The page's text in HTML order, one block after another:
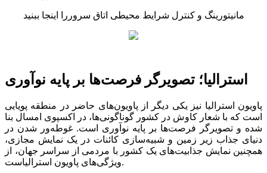
مانیتورینگ و کنترل شرایط محیطی اتاق سروررا اینجا ببنید
استرالیا؛ تصویرگر فرصت‌ها بر پایه نوآوری
پاویون استرالیا نیز یکی دیگر از ‌پاویون‌های حاضر در منطقه پویایی
است که با شعار کاوش در کشور گوناگونی‌ها، در اکسپوی امسال بنا
شده و تصویرگر فرصت‌ها بر پایه نوآوری است. غوطه‌ور شدن در
دنیای جذاب زیر زمین و شبیه‌سازی کائنات در یک نمایش مجازی،
همچنین نمایش جذابیت‌های یک کشور با مردمی از سراسر جهان، از
ویژگی‌های پاویون استرالیاست.